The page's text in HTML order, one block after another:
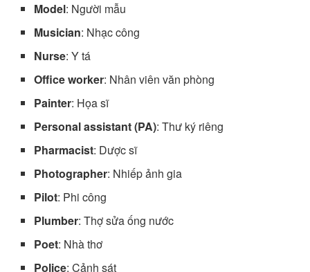
Model: Người mẫu
Musician: Nhạc công
Nurse: Y tá
Office worker: Nhân viên văn phòng
Painter: Họa sĩ
Personal assistant (PA): Thư ký riêng
Pharmacist: Dược sĩ
Photographer: Nhiếp ảnh gia
Pilot: Phi công
Plumber: Thợ sửa ống nước
Poet: Nhà thơ
Police: Cảnh sát